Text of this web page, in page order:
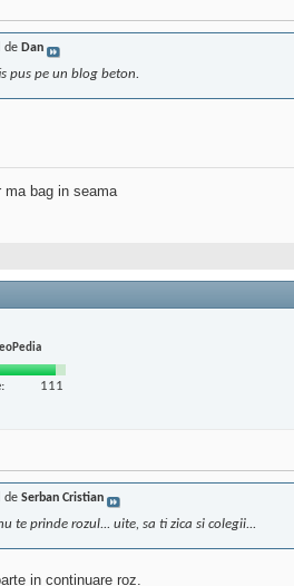
de Dan
pus pe un blog beton.
ma bag in seama
111
de Serban Cristian
te prinde rozul... uite, sa ti zica si colegii...
in continuare roz.